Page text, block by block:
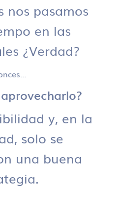
nos pasamos
en las
¿Verdad?
y, en la
solo se
una buena